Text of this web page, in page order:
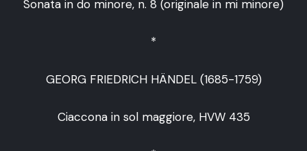
Sonata in do minore, n. 8 (originale in mi minore)
*
GEORG FRIEDRICH HÄNDEL (1685-1759)
Ciaccona in sol maggiore, HVW 435